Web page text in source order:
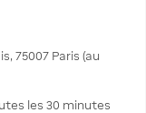
75007 Paris (au
les 30 minutes